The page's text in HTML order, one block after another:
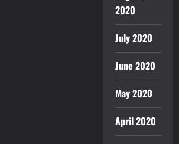
2020
July 2020
June 2020
May 2020
April 2020